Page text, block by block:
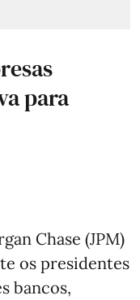
para
Chase (JPM)
os presidentes
bancos,